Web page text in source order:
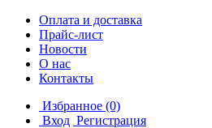
Оплата и доставка
Прайс-лист
Новости
О нас
Контакты
Избранное (0)
Вход Регистрация